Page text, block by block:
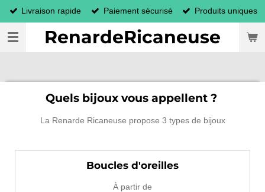
Passer
au
contenu
principal
RenardeRicaneuse
Livraison rapide Paiement sécurisé Produits uniques
Quels bijoux vous appellent ?
La Renarde Ricaneuse propose 3 types de bijoux
Boucles d'oreilles
À partir de